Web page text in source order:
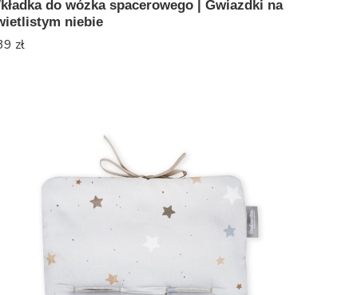
do wózka spacerowego | Gwiazdki na
niebie
zł